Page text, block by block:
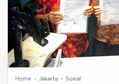
Home › Jakarta › Sosial